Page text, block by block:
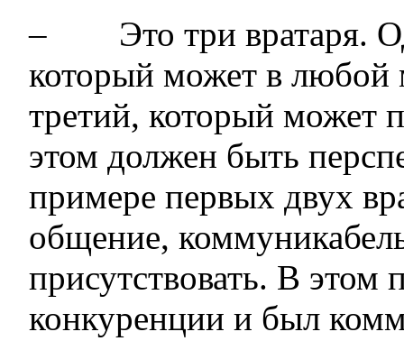
– Это три вратаря.
который может в любой
третий, который может
этом должен быть
примере первых двух
общение,
присутствовать. В этом
конкуренции и был